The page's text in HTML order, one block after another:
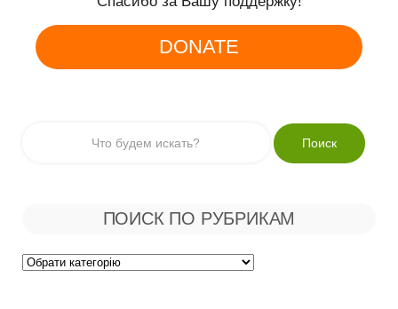
DONATE
ПОИСК ПО РУБРИКАМ
Поиск